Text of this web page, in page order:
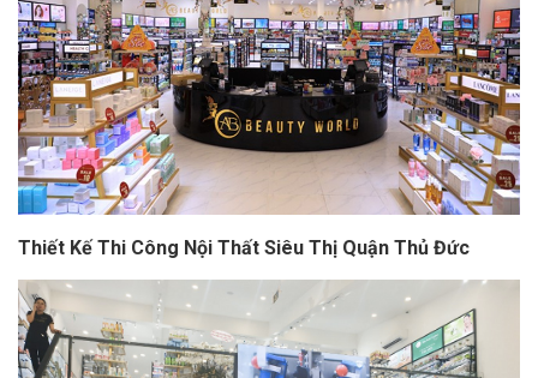
Thiết Kế Thi Công Nội Thất Siêu Thị Quận Thủ Đức